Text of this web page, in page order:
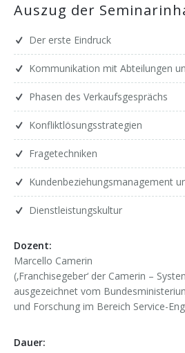
Auszug der
Der erste Eindruck
Kommunikation mit Abteilungen
Phasen des Verkaufsgesprächs
Konfliktlösungsstrategien
Fragetechniken
Kundenbeziehungsmanagement
Dienstleistungskultur
Dozent:
Marcello Camerin
(‚Franchisegeber‘ der Camerin –
ausgezeichnet vom
und Forschung im Bereich Service-
Dauer: